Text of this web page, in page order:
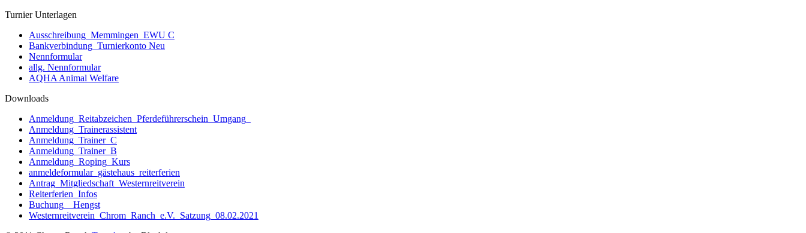
Turnier Unterlagen
Ausschreibung_Memmingen_EWU C
Bankverbindung_Turnierkonto Neu
Nennformular
allg. Nennformular
AQHA Animal Welfare
Downloads
Anmeldung_Reitabzeichen_Pferdeführerschein_Umgang_
Anmeldung_Trainerassistent
Anmeldung_Trainer_C
Anmeldung_Trainer_B
Anmeldung_Roping_Kurs
anmeldeformular_gästehaus_reiterferien
Antrag_Mitgliedschaft_Westernreitverein
Reiterferien_Infos
Buchung__Hengst
Westernreitverein_Chrom_Ranch_e.V._Satzung_08.02.2021